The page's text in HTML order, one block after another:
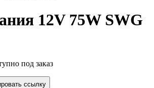
12V 75W SWG
под заказ
ссылку